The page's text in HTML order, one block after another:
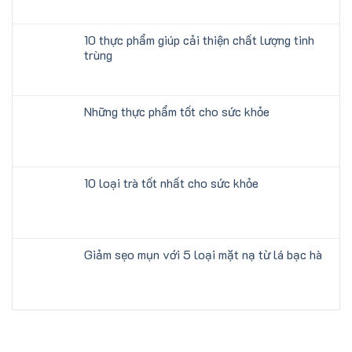
10 thực phẩm giúp cải thiện chất lượng tinh
trùng
Những thực phẩm tốt cho sức khỏe
10 loại trà tốt nhất cho sức khỏe
Giảm sẹo mụn với 5 loại mặt nạ từ lá bạc hà